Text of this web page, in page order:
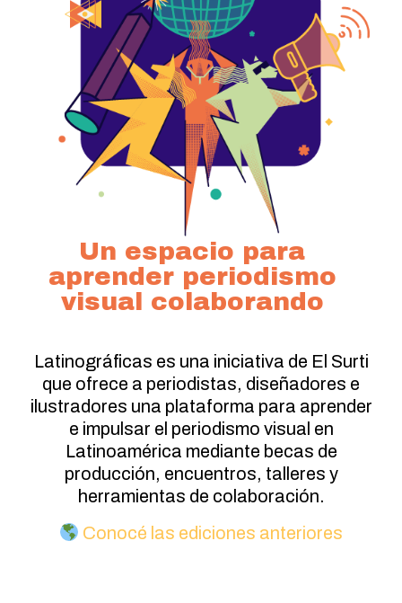
Un espacio para
aprender periodismo
visual colaborando
Latinográficas es una iniciativa de El Surti
que ofrece a periodistas, diseñadores e
ilustradores una plataforma para aprender
e impulsar el periodismo visual en
Latinoamérica mediante becas de
producción, encuentros, talleres y
herramientas de colaboración.
Conocé las ediciones anteriores